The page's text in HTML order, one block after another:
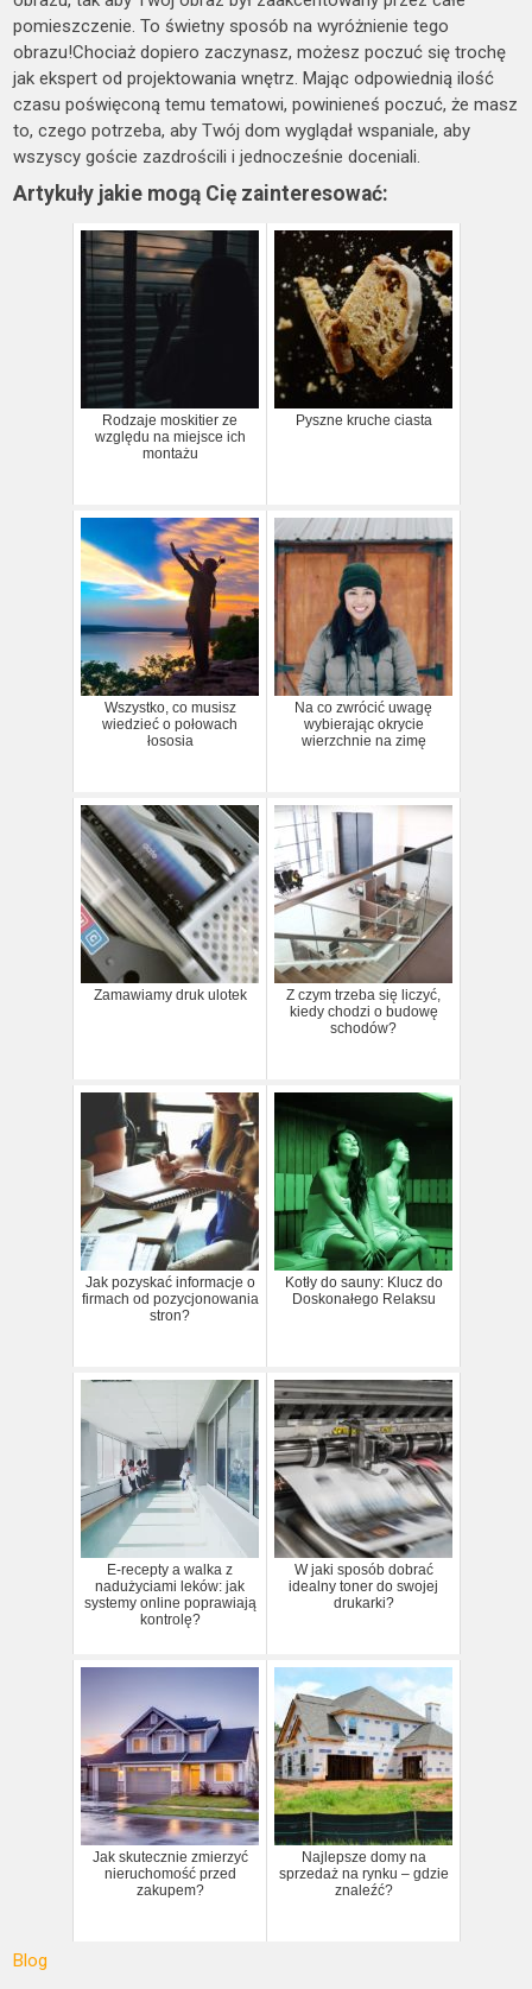
pomieszczenie. To świetny sposób na wyróżnienie tego
obrazu!Chociaż dopiero zaczynasz, możesz poczuć się trochę
jak ekspert od projektowania wnętrz. Mając odpowiednią ilość
czasu poświęconą temu tematowi, powinieneś poczuć, że masz
to, czego potrzeba, aby Twój dom wyglądał wspaniale, aby
wszyscy goście zazdrościli i jednocześnie doceniali.
Artykuły jakie mogą Cię zainteresować:
Rodzaje moskitier ze
względu na miejsce ich
montażu
Pyszne kruche ciasta
Wszystko, co musisz
wiedzieć o połowach
łososia
Na co zwrócić uwagę
wybierając okrycie
wierzchnie na zimę
Zamawiamy druk ulotek
Z czym trzeba się liczyć,
kiedy chodzi o budowę
schodów?
Jak pozyskać informacje o
firmach od pozycjonowania
stron?
Kotły do sauny: Klucz do
Doskonałego Relaksu
E-recepty a walka z
nadużyciami leków: jak
systemy online poprawiają
kontrolę?
W jaki sposób dobrać
idealny toner do swojej
drukarki?
Jak skutecznie zmierzyć
nieruchomość przed
zakupem?
Najlepsze domy na
sprzedaż na rynku – gdzie
znaleźć?
Blog